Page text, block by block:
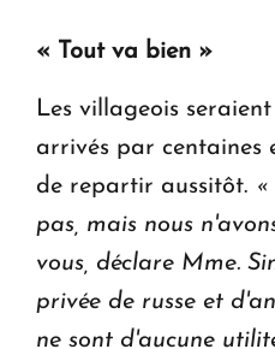
« Tout va bien »
Les villageois
arrivés par centaines
de repartir aussitôt.
pas, mais nous
vous, déclare Mme.
privée de russe et
ne sont d'aucune